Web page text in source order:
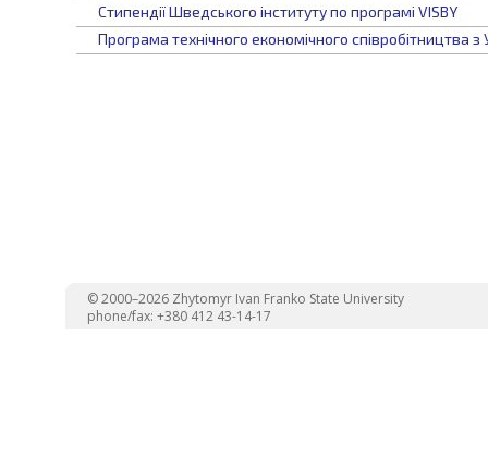
Стипендії Шведського інституту по програмі VISBY
Програма технічного економічного співробітництва з
© 2000–2026 Zhytomyr Ivan Franko State University
phone/fax: +380 412 43-14-17